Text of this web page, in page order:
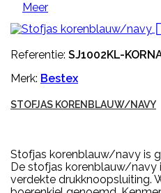
Meer
Referentie: SJ1002KL-
Merk: Bestex
STOFJAS KORENBLAUW/NAVY
Stofjas korenblauw/navy is
De stofjas korenblauw/navy
verdekte drukknoopsluiting.